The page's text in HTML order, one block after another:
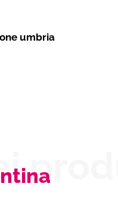
umbria